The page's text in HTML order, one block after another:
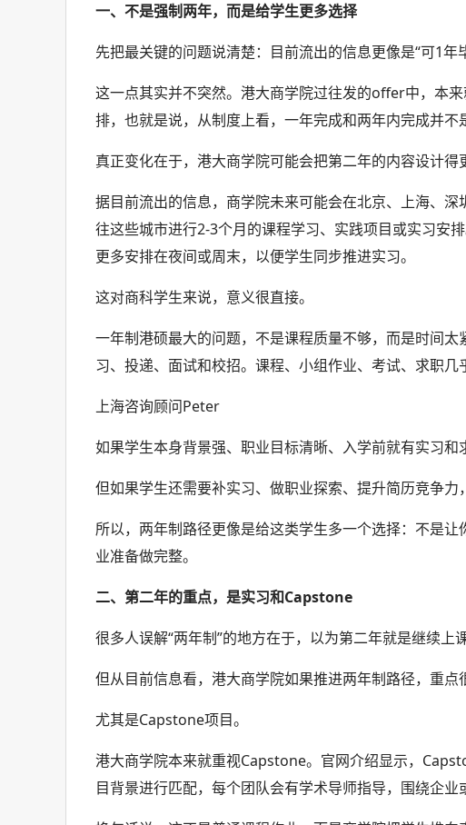
一、不是强制两年，而是给学生更多选择
先把最关键的问题说清楚：目前流出的信息更像是“可1年
这一点其实并不突然。港大商学院过往发的offer中，本
排，也就是说，从制度上看，一年完成和两年内完成并不
真正变化在于，港大商学院可能会把第二年的内容设计得
据目前流出的信息，商学院未来可能会在北京、上海、
往这些城市进行2-3个月的课程学习、实践项目或实习安
更多安排在夜间或周末，以便学生同步推进实习。
这对商科学生来说，意义很直接。
一年制港硕最大的问题，不是课程质量不够，而是时间
习、投递、面试和校招。课程、小组作业、考试、求职几
上海咨询顾问Peter
如果学生本身背景强、职业目标清晰、入学前就有实习和
但如果学生还需要补实习、做职业探索、提升简历竞争力
所以，两年制路径更像是给这类学生多一个选择：不是
业准备做完整。
二、第二年的重点，是实习和Capstone
很多人误解“两年制”的地方在于，以为第二年就是继续上课
但从目前信息看，港大商学院如果推进两年制路径，重点
尤其是Capstone项目。
港大商学院本来就重视Capstone。官网介绍显示，
目背景进行匹配，每个团队会有学术导师指导，围绕企业